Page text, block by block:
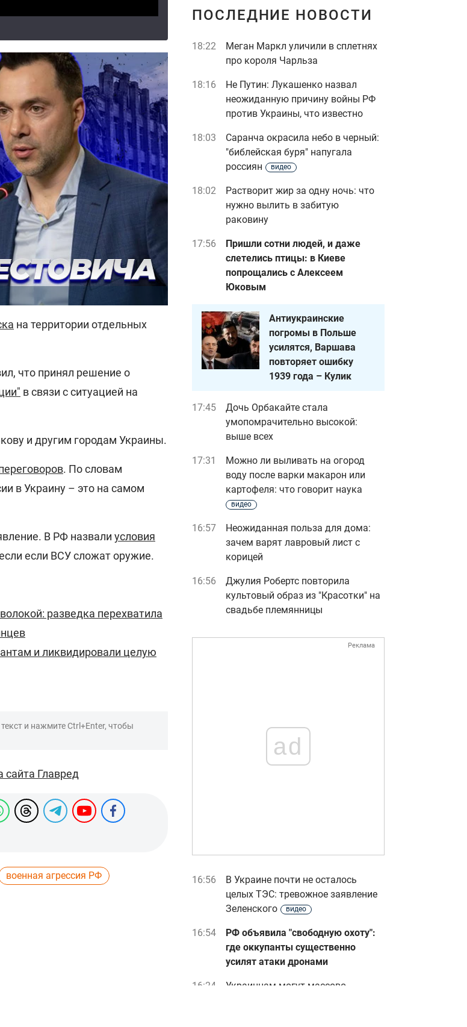
на территории отдельных
что принял решение о
в связи с ситуацией на
и другим городам Украины.
. По словам
в Украину – это на самом
В РФ назвали условия
если если ВСУ сложат оружие.
разведка перехватила
и ликвидировали целую
и нажмите Ctrl+Enter, чтобы
сайта Главред
военная агрессия РФ
ПОСЛЕДНИЕ НОВОСТИ
18:22
Меган Маркл уличили в сплетнях
про короля Чарльза
18:16
Не Путин: Лукашенко назвал
неожиданную причину войны РФ
против Украины, что известно
18:03
Саранча окрасила небо в черный:
"библейская буря" напугала
россиян
видео
18:02
Растворит жир за одну ночь: что
нужно вылить в забитую
раковину
17:56
Пришли сотни людей, и даже
слетелись птицы: в Киеве
попрощались с Алексеем
Юковым
Антиукраинские
погромы в Польше
усилятся, Варшава
повторяет ошибку
1939 года – Кулик
17:45
Дочь Орбакайте стала
умопомрачительно высокой:
выше всех
17:31
Можно ли выливать на огород
воду после варки макарон или
картофеля: что говорит наука
видео
16:57
Неожиданная польза для дома:
зачем варят лавровый лист с
корицей
16:56
Джулия Робертс повторила
культовый образ из "Красотки" на
свадьбе племянницы
Реклама
ad
16:56
В Украине почти не осталось
целых ТЭС: тревожное заявление
Зеленского
видео
16:54
РФ объявила "свободную охоту":
где оккупанты существенно
усилят атаки дронами
16:24
Украинцам могут массово